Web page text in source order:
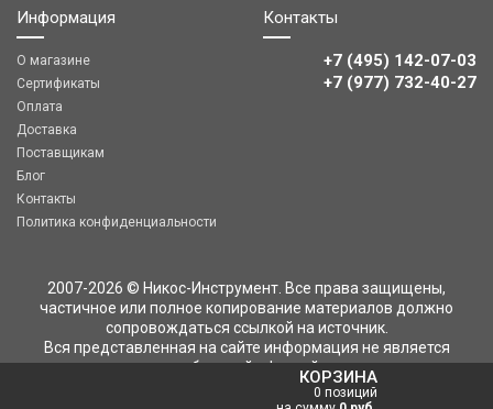
КОРЗИНА
0 позиций
Информация
О магазине
Сертификаты
Оплата
Доставка
Поставщикам
Блог
Контакты
Политика конфиденциальности
Контакты
+7 (495) 142-07-03
‎‎+7 (977) 732-40-27
2007-2026 © Никос-Инструмент. Все права защищены,
частичное или полное копирование материалов должно
сопровождаться ссылкой на источник.
Вся представленная на сайте информация не является
публичной офертой